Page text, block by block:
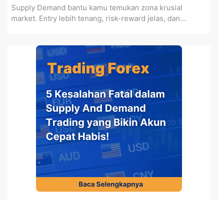
Supply Demand bantu kamu temukan zona krusial
market. Entry lebih tenang, risk-reward jelas, dan...